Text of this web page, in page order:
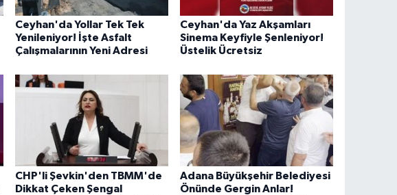
Ceyhan'da Yollar Tek Tek
Yenileniyor! İşte Asfalt
Çalışmalarının Yeni Adresi
Ceyhan'da Yaz Akşamları
Sinema Keyfiyle Şenleniyor!
Üstelik Ücretsiz
CHP'li Şevkin'den TBMM'de
Dikkat Çeken Şengal
Adana Büyükşehir Belediyesi
Önünde Gergin Anlar!